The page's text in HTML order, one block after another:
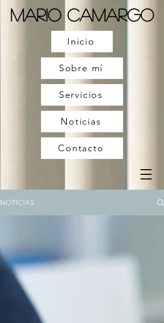
Mario Camargo
Inicio
Sobre mí
Servicios
Noticias
Contacto
NOTICIAS